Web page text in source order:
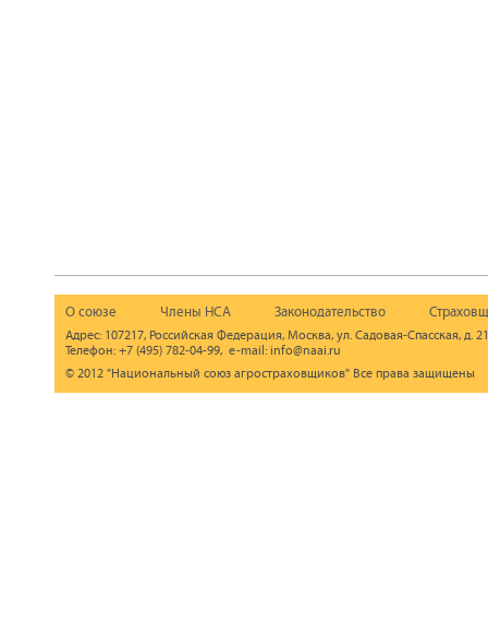
О союзе Члены НСА Законодательство
Адрес: 107217, Российская Федерация, Москва, ул. Садовая-Спасская, д.
Телефон: +7 (495) 782-04-99, e-mail: info@naai.ru
© 2012 "Национальный союз агростраховщиков" Все права защищены